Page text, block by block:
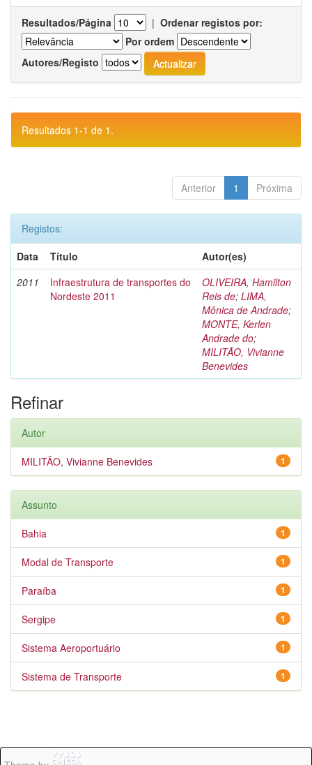
Resultados/Página | Ordenar registos por:
Por ordem
Autores/Registo
Resultados 1-1 de 1.
Anterior 1 Próxima
Registos:
Data
Título
Autor(es)
2011
Infraestrutura de transportes do
Nordeste 2011
OLIVEIRA, Hamilton
Reis de; LIMA,
Mônica de Andrade;
MONTE, Kerlen
Andrade do;
MILITÃO, Vivianne
Benevides
Refinar
Autor
1
MILITÃO, Vivianne Benevides
Assunto
1
Bahia
1
Modal de Transporte
1
Paraíba
1
Sergipe
1
Sistema Aeroportuário
1
Sistema de Transporte